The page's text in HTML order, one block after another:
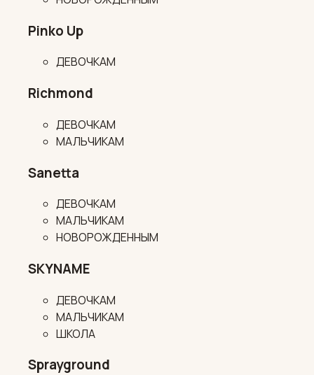
Pinko Up
ДЕВОЧКАМ
Richmond
ДЕВОЧКАМ
МАЛЬЧИКАМ
Sanetta
ДЕВОЧКАМ
МАЛЬЧИКАМ
НОВОРОЖДЕННЫМ
SKYNAME
ДЕВОЧКАМ
МАЛЬЧИКАМ
ШКОЛА
Sprayground